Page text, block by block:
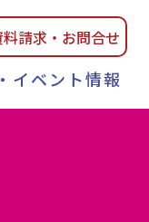
料請求・ お問合せ
イベント情報